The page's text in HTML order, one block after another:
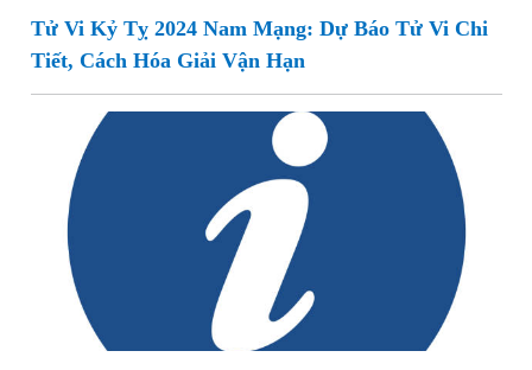
Tử Vi Kỷ Tỵ 2024 Nam Mạng: Dự Báo Tử Vi Chi
Tiết, Cách Hóa Giải Vận Hạn